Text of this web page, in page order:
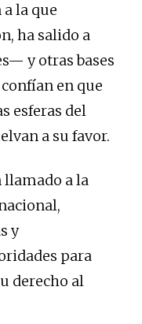
la que
ha salido a
y otras bases
en que
esferas del
a su favor.
a la
y
para
derecho al